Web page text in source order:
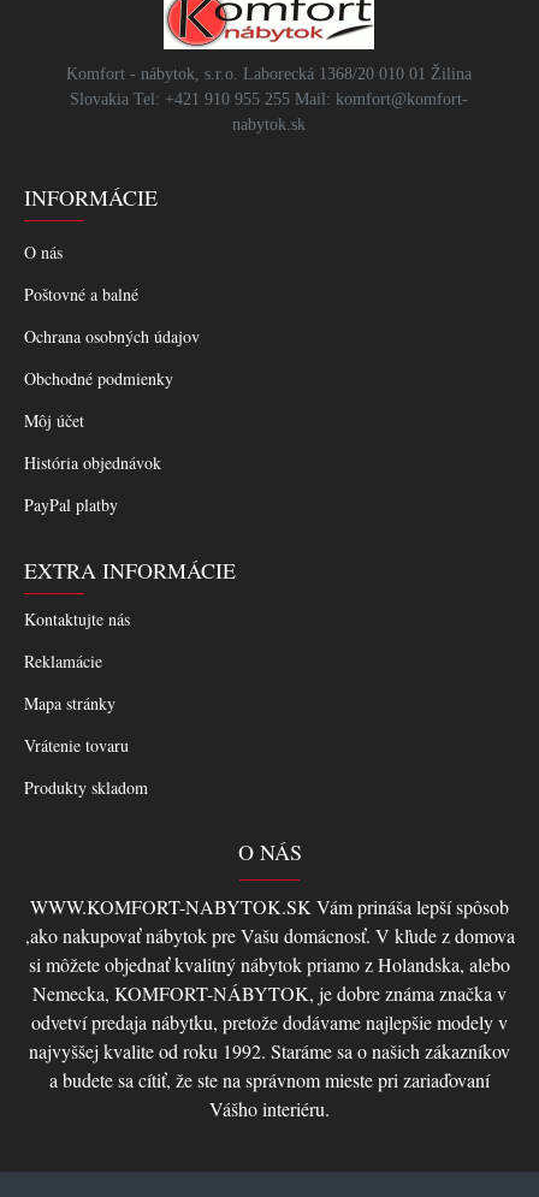
Komfort - nábytok, s.r.o. Laborecká 1368/20 010 01 Žilina
Slovakia Tel: +421 910 955 255 Mail: komfort@komfort-
nabytok.sk
INFORMÁCIE
O nás
Poštovné a balné
Ochrana osobných údajov
Obchodné podmienky
Môj účet
História objednávok
PayPal platby
EXTRA INFORMÁCIE
Kontaktujte nás
Reklamácie
Mapa stránky
Vrátenie tovaru
Produkty skladom
O NÁS
WWW.KOMFORT-NABYTOK.SK Vám prináša lepší spôsob
,ako nakupovať nábytok pre Vašu domácnosť. V kľude z domova
si môžete objednať kvalitný nábytok priamo z Holandska, alebo
Nemecka, KOMFORT-NÁBYTOK, je dobre známa značka v
odvetví predaja nábytku, pretože dodávame najlepšie modely v
najvyššej kvalite od roku 1992. Staráme sa o našich zákazníkov
a budete sa cítiť, že ste na správnom mieste pri zariaďovaní
Vášho interiéru.